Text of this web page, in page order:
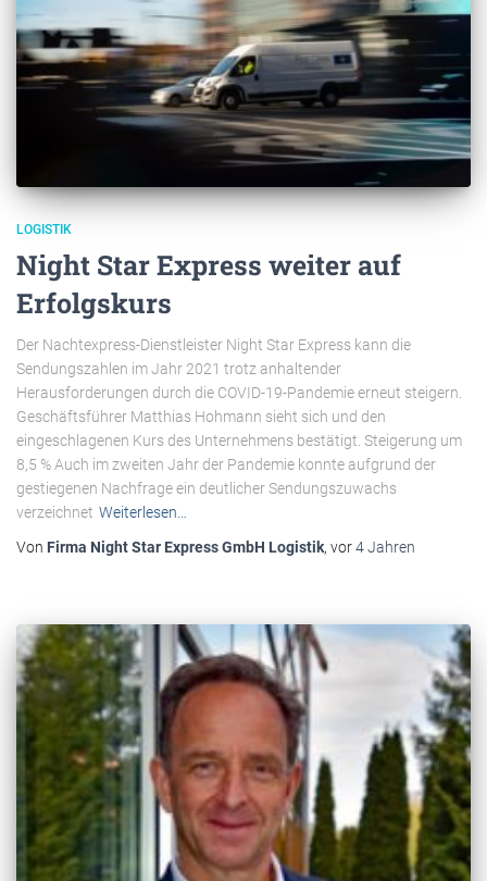
LOGISTIK
Night Star Express weiter auf
Erfolgskurs
Der Nachtexpress-Dienstleister Night Star Express kann die
Sendungszahlen im Jahr 2021 trotz anhaltender
Herausforderungen durch die COVID-19-Pandemie erneut steigern.
Geschäftsführer Matthias Hohmann sieht sich und den
eingeschlagenen Kurs des Unternehmens bestätigt. Steigerung um
8,5 % Auch im zweiten Jahr der Pandemie konnte aufgrund der
gestiegenen Nachfrage ein deutlicher Sendungszuwachs
verzeichnet Weiterlesen…
Von Firma Night Star Express GmbH Logistik, vor4 Jahren